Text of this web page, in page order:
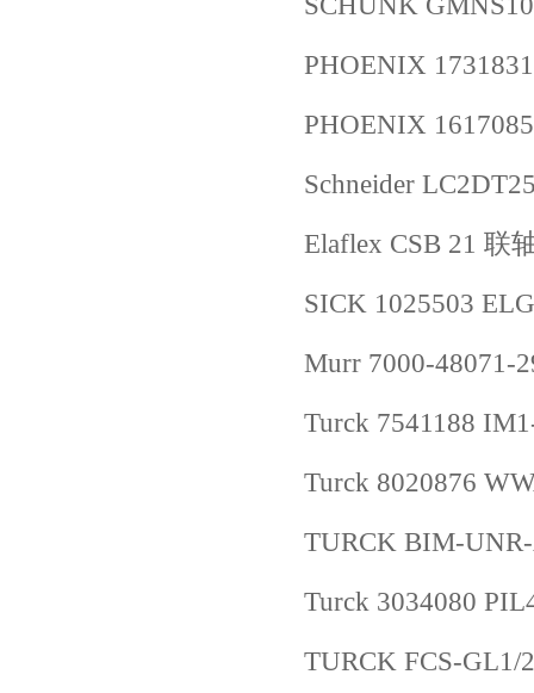
PHOENIX 1731831
PHOENIX 1617085
Schneider
Elaflex CSB 21 联
SICK 1025503
Murr 7000-48071-
Turck 7541188
Turck 8020876
TURCK BIM-
Turck 3034080
TURCK FCS-GL1/